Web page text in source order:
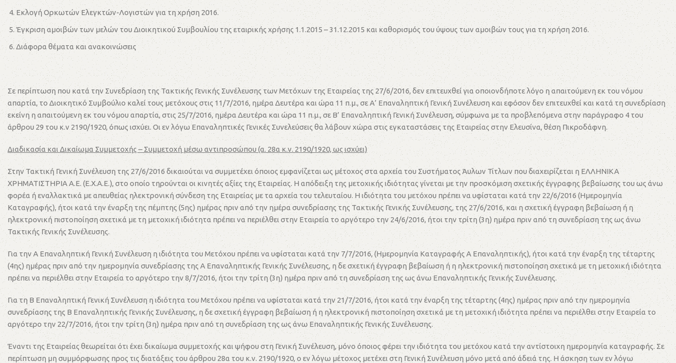
Εκλογή Ορκωτών Ελεγκτών-Λογιστών για τη χρήση 2016.
Έγκριση αμοιβών των μελών του Διοικητικού Συμβουλίου της εταιρικής χρήσης 1.1.2015 – 31.12.2015 και καθορισμός του ύψους των αμοιβών τους για τη χρήση 2016.
Διάφορα θέματα και ανακοινώσεις
Σε περίπτωση που κατά την Συνεδρίαση της Τακτικής Γενικής Συνέλευσης των Μετόχων της Εταιρείας της 27/6/2016, δεν επιτευχθεί για οποιονδήποτε λόγο η απαιτούμενη εκ του νόμου
απαρτία, το Διοικητικό Συμβούλιο καλεί τους μετόχους στις 11/7/2016, ημέρα Δευτέρα και ώρα 11 π.μ., σε Α’ Επαναληπτική Γενική Συνέλευση και εφόσον δεν επιτευχθεί και κατά τη συνεδρίαση
εκείνη η απαιτούμενη εκ του νόμου απαρτία, στις 25/7/2016, ημέρα Δευτέρα και ώρα 11 π.μ., σε Β’ Επαναληπτική Γενική Συνέλευση, σύμφωνα με τα προβλεπόμενα στην παράγραφο 4 του
άρθρου 29 του κ.ν 2190/1920, όπως ισχύει. Οι εν λόγω Επαναληπτικές Γενικές Συνελεύσεις θα λάβουν χώρα στις εγκαταστάσεις της Εταιρείας στην Ελευσίνα, θέση Πικροδάφνη.
Διαδικασία και Δικαίωμα Συμμετοχής – Συμμετοχή μέσω αντιπροσώπου (α. 28α κ.ν. 2190/1920, ως ισχύει)
Στην Τακτική Γενική Συνέλευση της 27/6/2016 δικαιούται να συμμετέχει όποιος εμφανίζεται ως μέτοχος στα αρχεία του Συστήματος Άυλων Τίτλων που διαχειρίζεται η ΕΛΛΗΝΙΚΑ
ΧΡΗΜΑΤΙΣΤΗΡΙΑ Α.Ε. (Ε.Χ.Α.Ε.), στο οποίο τηρούνται οι κινητές αξίες της Εταιρείας. Η απόδειξη της μετοχικής ιδιότητας γίνεται με την προσκόμιση σχετικής έγγραφης βεβαίωσης του ως άνω
φορέα ή εναλλακτικά με απευθείας ηλεκτρονική σύνδεση της Εταιρείας με τα αρχεία του τελευταίου. Η ιδιότητα του μετόχου πρέπει να υφίσταται κατά την 22/6/2016 (Ημερομηνία
Καταγραφής), ήτοι κατά την έναρξη της πέμπτης (5ης) ημέρας πριν από την ημέρα συνεδρίασης της Τακτικής Γενικής Συνέλευσης, της 27/6/2016, και η σχετική έγγραφη βεβαίωση ή η
ηλεκτρονική πιστοποίηση σχετικά με τη μετοχική ιδιότητα πρέπει να περιέλθει στην Εταιρεία το αργότερο την 24/6/2016, ήτοι την τρίτη (3η) ημέρα πριν από τη συνεδρίαση της ως άνω
Τακτικής Γενικής Συνέλευσης.
Για την Α Επαναληπτική Γενική Συνέλευση η ιδιότητα του Μετόχου πρέπει να υφίσταται κατά την 7/7/2016, (Ημερομηνία Καταγραφής Α Επαναληπτικής), ήτοι κατά την έναρξη της τέταρτης
(4ης) ημέρας πριν από την ημερομηνία συνεδρίασης της Α Επαναληπτικής Γενικής Συνέλευσης, η δε σχετική έγγραφη βεβαίωση ή η ηλεκτρονική πιστοποίηση σχετικά με τη μετοχική ιδιότητα
πρέπει να περιέλθει στην Εταιρεία το αργότερο την 8/7/2016, ήτοι την τρίτη (3η) ημέρα πριν από τη συνεδρίαση της ως άνω Επαναληπτικής Γενικής Συνέλευσης.
Για τη Β Επαναληπτική Γενική Συνέλευση η ιδιότητα του Μετόχου πρέπει να υφίσταται κατά την 21/7/2016, ήτοι κατά την έναρξη της τέταρτης (4ης) ημέρας πριν από την ημερομηνία
συνεδρίασης της Β Επαναληπτικής Γενικής Συνέλευσης, η δε σχετική έγγραφη βεβαίωση ή η ηλεκτρονική πιστοποίηση σχετικά με τη μετοχική ιδιότητα πρέπει να περιέλθει στην Εταιρεία το
αργότερο την 22/7/2016, ήτοι την τρίτη (3η) ημέρα πριν από τη συνεδρίαση της ως άνω Επαναληπτικής Γενικής Συνέλευσης.
Έναντι της Εταιρείας θεωρείται ότι έχει δικαίωμα συμμετοχής και ψήφου στη Γενική Συνέλευση, μόνο όποιος φέρει την ιδιότητα του μετόχου κατά την αντίστοιχη ημερομηνία καταγραφής. Σε
περίπτωση μη συμμόρφωσης προς τις διατάξεις του άρθρου 28α του κ.ν. 2190/1920, ο εν λόγω μέτοχος μετέχει στη Γενική Συνέλευση μόνο μετά από άδειά της. Η άσκηση των εν λόγω